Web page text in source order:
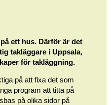
ett hus. Därför är det
takläggare i Uppsala,
för takläggning.
på att fixa det som
program att titta på
på olika sidor på